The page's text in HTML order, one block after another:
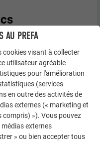
bacs
des pattes
AU PREFA
cookies visant à collecter
utilisateur agréable
pour l'amélioration
(services
en outre des activités de
externes (« marketing et
compris) »). Vous pouvez
externes
» ou bien accepter tous